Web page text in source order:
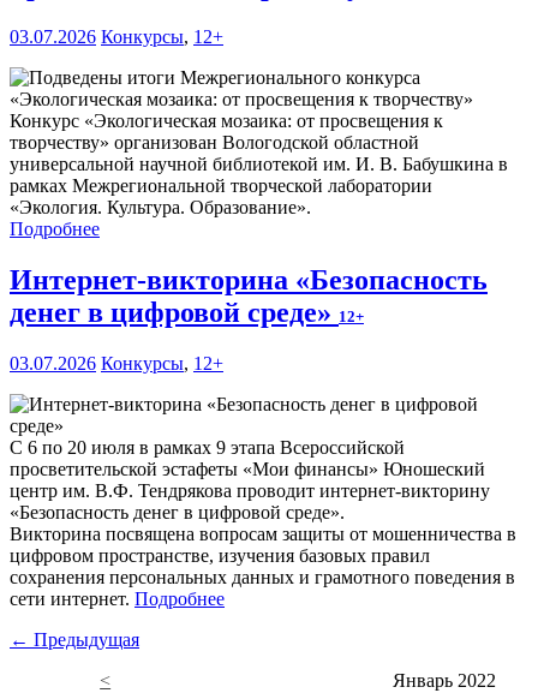
03.07.2026 Конкурсы, 12+
Конкурс «Экологическая мозаика: от просвещения к
творчеству» организован Вологодской областной
универсальной научной библиотекой им. И. В. Бабушкина в
рамках Межрегиональной творческой лаборатории
«Экология. Культура. Образование».
Подробнее
Интернет-викторина «Безопасность
денег в цифровой среде» 12+
03.07.2026 Конкурсы, 12+
С 6 по 20 июля в рамках 9 этапа Всероссийской
просветительской эстафеты «Мои финансы» Юношеский
центр им. В.Ф. Тендрякова проводит интернет-викторину
«Безопасность денег в цифровой среде».
Викторина посвящена вопросам защиты от мошенничества в
цифровом пространстве, изучения базовых правил
сохранения персональных данных и грамотного поведения в
сети интернет. Подробнее
← Предыдущая
<
Январь 2022